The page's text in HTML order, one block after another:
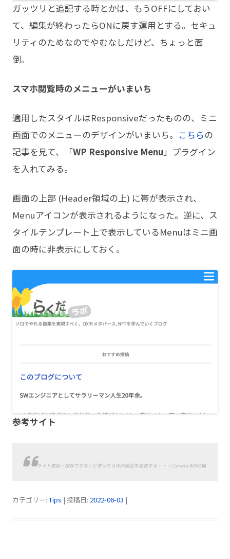
ガッツリと追記する時とかは、もうOFFにしておい
て、編集が終わったらONに戻す運用とする。セキュ
リティのためなのでやむなしだけど、ちょっと面
倒。
スマホ閲覧時のメニューがいまいち
適用したスタイルはResponsiveだったものの、ミニ
画面でのメニューのデザインがいまいち。 こちらの
記事を見て、「WP Responsive Menu」プラグイン
を入れてみる。
画面の上部 (Header領域の上) に帯が表示され、
Menuアイコンが表示されるようになった。逆に、ス
タイルテンプレート上で表示しているMenuはミニ画
面の時に非表示にしておく。
参考サイト
サイト更新・保存できないと思ったらWAF設定を変更する・・・ConoHa WING編
カテゴリー: Tips | 投稿日: 2022-06-03 |